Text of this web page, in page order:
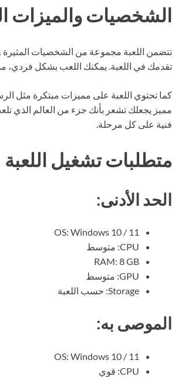
الشخصيات والميزات
تتضمن اللعبة مجموعة من الشخصيات
تقدمك في اللعبة. يمكنك اللعب بشكل فردي،
كما تحتوي اللعبة على مميزات مبتكرة مثل
مميز يجعلك تشعر بأنك جزء من العالم الذي
فنية على كل مرحلة.
متطلبات تشغيل اللعبة
الحد الأدنى:
OS: Windows 10 / 11
CPU: متوسط
RAM: 8 GB
GPU: متوسط
Storage: حسب اللعبة
الموصى به:
OS: Windows 10 / 11
CPU: قوي